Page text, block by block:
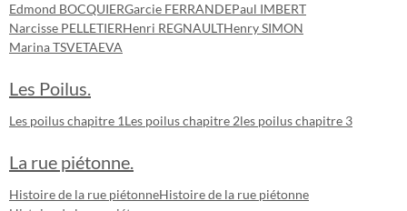
Edmond BOCQUIERGarcie FERRANDEPaul IMBERT
Narcisse PELLETIERHenri REGNAULTHenry SIMON
Marina TSVETAEVA
Les Poilus.
Les poilus chapitre 1Les poilus chapitre 2les poilus chapitre 3
La rue piétonne.
Histoire de la rue piétonneHistoire de la rue piétonne